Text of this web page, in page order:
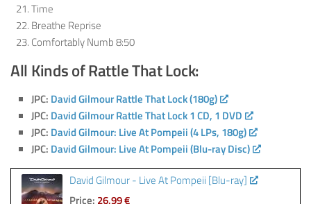
Time
Breathe Reprise
Comfortably Numb 8:50
All Kinds of Rattle That Lock:
JPC: David Gilmour Rattle That Lock (180g)
JPC: David Gilmour Rattle That Lock 1 CD, 1 DVD
JPC: David Gilmour: Live At Pompeii (4 LPs, 180g)
JPC: David Gilmour: Live At Pompeii (Blu-ray Disc)
David Gilmour - Live At Pompeii [Blu-ray]
Price: 26,99 €